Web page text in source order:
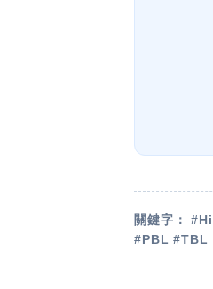
關鍵字：
#PBL #TBL